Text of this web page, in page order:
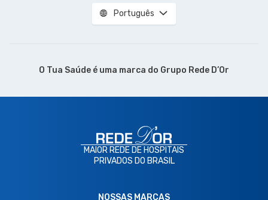
Português
O Tua Saúde é uma marca do Grupo Rede D’Or
MAIOR REDE DE HOSPITAIS
PRIVADOS DO BRASIL
NOSSAS MARCAS